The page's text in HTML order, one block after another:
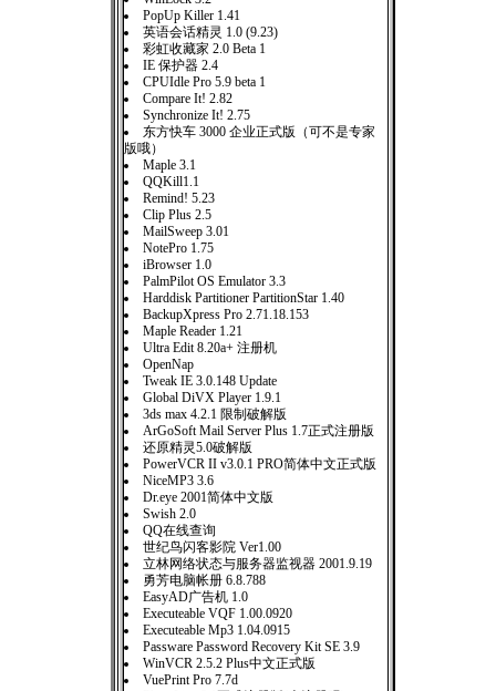
PopUp Killer 1.41
英语会话精灵 1.0 (9.23)
彩虹收藏家 2.0 Beta 1
IE 保护器 2.4
CPUIdle Pro 5.9 beta 1
Compare It! 2.82
Synchronize It! 2.75
东方快车 3000 企业正式版（可不是专家
版哦）
Maple 3.1
QQKill1.1
Remind! 5.23
Clip Plus 2.5
MailSweep 3.01
NotePro 1.75
iBrowser 1.0
PalmPilot OS Emulator 3.3
Harddisk Partitioner PartitionStar 1.40
BackupXpress Pro 2.71.18.153
Maple Reader 1.21
Ultra Edit 8.20a+ 注册机
OpenNap
Tweak IE 3.0.148 Update
Global DiVX Player 1.9.1
3ds max 4.2.1 限制破解版
ArGoSoft Mail Server Plus 1.7正式注册版
还原精灵5.0破解版
PowerVCR II v3.0.1 PRO简体中文正式版
NiceMP3 3.6
Dr.eye 2001简体中文版
Swish 2.0
QQ在线查询
世纪鸟闪客影院 Ver1.00
立林网络状态与服务器监视器 2001.9.19
勇芳电脑帐册 6.8.788
EasyAD广告机 1.0
Executeable VQF 1.00.0920
Executeable Mp3 1.04.0915
Passware Password Recovery Kit SE 3.9
WinVCR 2.5.2 Plus中文正式版
VuePrint Pro 7.7d